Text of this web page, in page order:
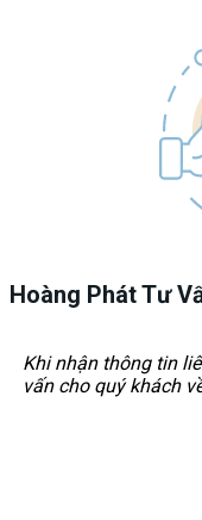
Hoàng Phát Tư
Khi nhận thông tin
vấn cho quý khách